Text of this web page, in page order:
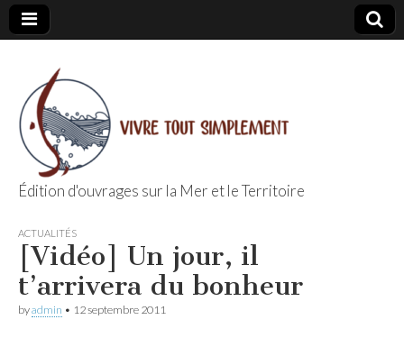
Editions Vivre
Tout
Simplement
Édition d'ouvrages sur la Mer et le Territoire
ACTUALITÉS
[Vidéo] Un jour, il
t’arrivera du bonheur
byadmin • 12 septembre 2011